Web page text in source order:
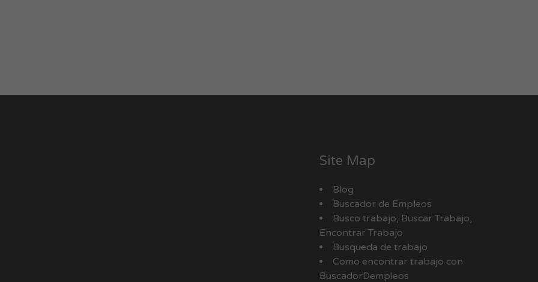
Site Map
Blog
Buscador de Empleos
Busco trabajo, Buscar Trabajo,
Encontrar Trabajo
Busqueda de trabajo
Como encontrar trabajo con
BuscadorDempleos